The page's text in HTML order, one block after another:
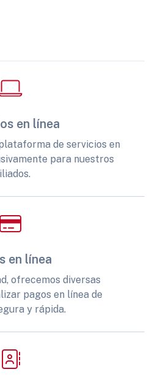
en línea
de servicios en
para nuestros
en línea
ofrecemos diversas
pagos en línea de
y rápida.